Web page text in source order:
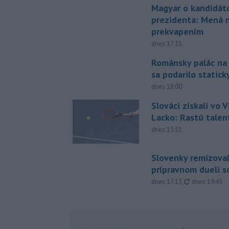
Magyar o
prezidenta: Mená
prekvapením
dnes 17:31
Románsky palác
sa podarilo
dnes 18:00
Slováci získali vo
Lacko: Rastú
dnes 15:51
Slovenky
prípravnom dueli
dnes 17:13, aktualizované
dnes 19:45